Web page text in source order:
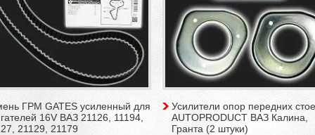
ГРМ GATES усиленный для
16V ВАЗ 21126, 11194,
21129, 21179
Усилители опор передних
AUTOPRODUCT ВАЗ Калина,
Гранта (2 штуки)